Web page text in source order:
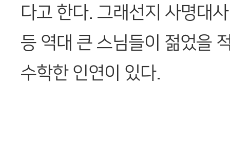
다고 한다. 그래선지 사명대
등 역대 큰 스님들이 젊었을
수학한 인연이 있다.